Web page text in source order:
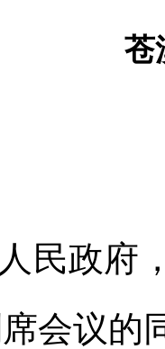
苍
民政府
会议的